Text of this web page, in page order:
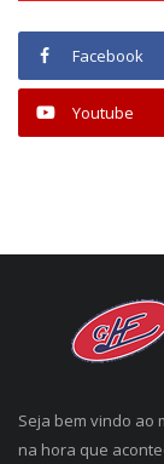
Facebook
Youtube
Seja bem vindo ao
na hora que